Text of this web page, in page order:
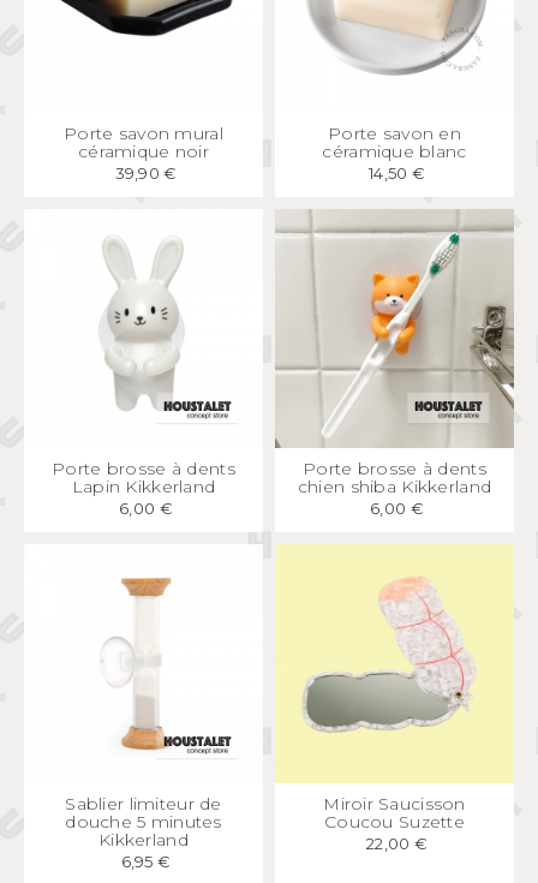
APERÇU RAPIDE
Porte savon mural
céramique noir
39,90 €
APERÇUPorte savon en
céramique blanc
14,50 €
APERÇU RAPIDE
Porte brosse à dents
Lapin Kikkerland
6,00 €
APERÇU RAPIDE
Porte brosse à dents
chien shiba Kikkerland
6,00 €
APERÇU RAPIDE
Sablier limiteur de
douche 5 minutes
Kikkerland
6,95 €
APERÇUMiroir Saucisson
Coucou Suzette
22,00 €